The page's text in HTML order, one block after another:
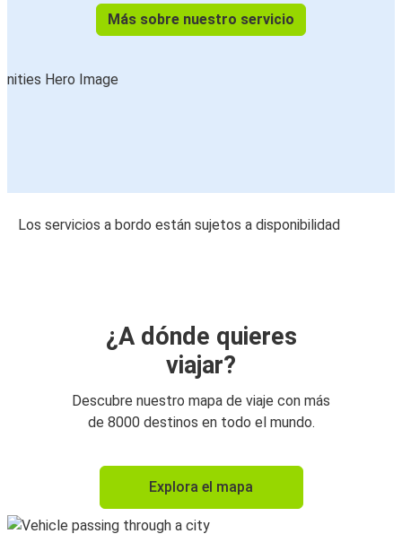
Más sobre nuestro servicio
Los servicios a bordo están sujetos a disponibilidad
¿A dónde quieres
viajar?
Descubre nuestro mapa de viaje con más
de 8000 destinos en todo el mundo.
Explora el mapa